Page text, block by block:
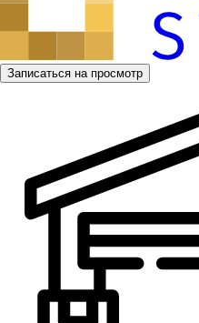
Записаться на просмотр